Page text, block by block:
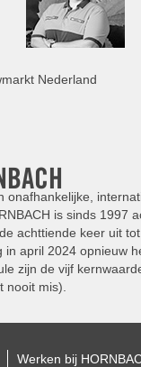
Nederland
onafhankelijke,
is sinds 1997
achttiende keer uit
in april 2024 opnieuw
zijn de vijf
nooit mis).
Werken bij